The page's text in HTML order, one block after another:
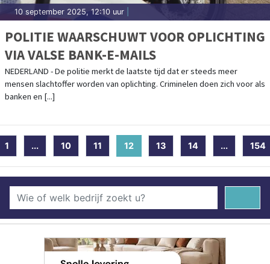
10 september 2025, 12:10 uur
POLITIE WAARSCHUWT VOOR OPLICHTING
VIA VALSE BANK-E-MAILS
NEDERLAND - De politie merkt de laatste tijd dat er steeds meer
mensen slachtoffer worden van oplichting. Criminelen doen zich voor als
banken en [...]
1 ... 10 11 12(current)
13 14 ... 154